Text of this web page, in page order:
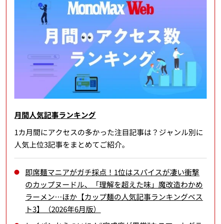
月間人気記事ランキング
1カ月間にアクセスの多かった注目記事は？ジャンル別に
人気上位3記事をまとめてご紹介。
即席麺マニアがガチ採点！1位はスパイスが凄い衝撃
のカップヌードル、「理解を超えた味」魔改造わかめ
ラーメン…ほか【カップ麺の人気記事ランキングベス
ト3】（2026年6月版）